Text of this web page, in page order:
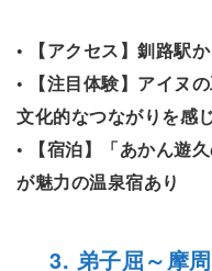
• 【アクセス】釧路駅
• 【注目体験】アイヌ
文化的なつながりを感
• 【宿泊】「あかん遊
が魅力の温泉宿あり
3. 弟子屈～摩